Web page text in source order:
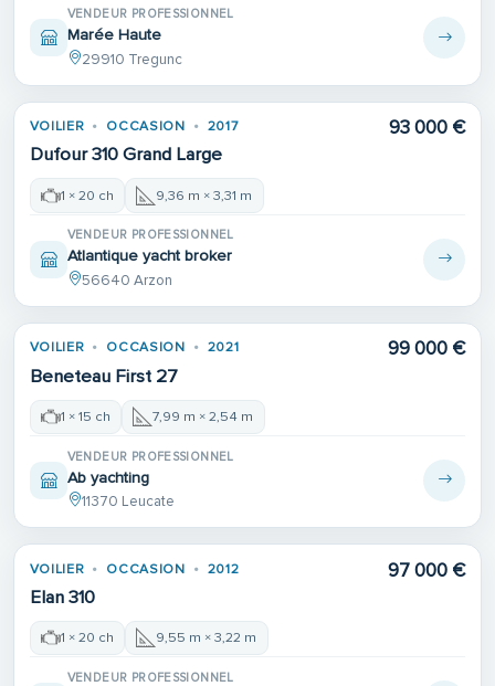
VENDEUR PROFESSIONNEL
Marée Haute
29910 Tregunc
VOILIER OCCASION 2017
Dufour 310 Grand Large
93 000 €
1 × 20 ch 9,36 m × 3,31 m
VENDEUR PROFESSIONNEL
Atlantique yacht broker
56640 Arzon
VOILIER OCCASION 2021
Beneteau First 27
99 000 €
1 × 15 ch 7,99 m × 2,54 m
VENDEUR PROFESSIONNEL
Ab yachting
11370 Leucate
VOILIER OCCASION 2012
Elan 310
97 000 €
1 × 20 ch 9,55 m × 3,22 m
VENDEUR PROFESSIONNEL